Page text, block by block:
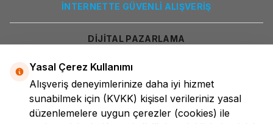
İNTERNETTE GÜVENLİ ALIŞVERİŞ
DİJİTAL PAZARLAMA
Yasal Çerez Kullanımı
Alışveriş deneyimlerinize daha iyi hizmet
sunabilmek için (KVKK) kişisel verileriniz yasal
düzenlemelere uygun çerezler (cookies) ile